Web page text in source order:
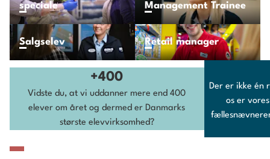
speciale
Management Trainee
Salgselev Retail manager
+400
Vidste du, at vi uddanner mere end 400
elever om året og dermed er Danmarks
største elevvirksomhed?
Der er ikke én
os er